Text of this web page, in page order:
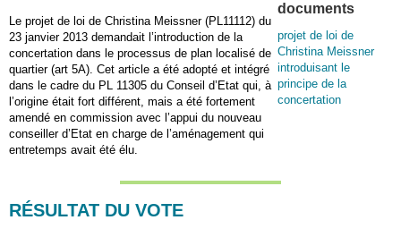
Le projet de loi de Christina Meissner (PL11112) du
23 janvier 2013 demandait l’introduction de la
concertation dans le processus de plan localisé de
quartier (art 5A). Cet article a été adopté et intégré
dans le cadre du PL 11305 du Conseil d’Etat qui, à
l’origine était fort différent, mais a été fortement
amendé en commission avec l’appui du nouveau
conseiller d’Etat en charge de l’aménagement qui
entretemps avait été élu.
documents
projet de loi de
Christina Meissner
introduisant le
principe de la
concertation
RÉSULTAT DU VOTE